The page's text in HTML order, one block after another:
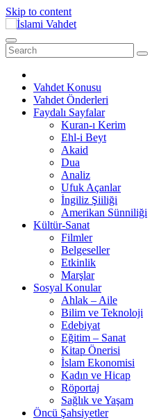
Skip to content
Vahdet Konusu
Vahdet Önderleri
Faydalı Sayfalar
Kuran-ı Kerim
Ehl-i Beyt
Akaid
Dua
Analiz
Ufuk Açanlar
İngiliz Şiiliği
Amerikan Sünniliği
Kültür-Sanat
Filmler
Belgeseller
Etkinlik
Marşlar
Sosyal Konular
Ahlak – Aile
Bilim ve Teknoloji
Edebiyat
Eğitim – Sanat
Kitap Önerisi
İslam Ekonomisi
Kadın ve Hicap
Röportaj
Sağlık ve Yaşam
Öncü Şahsiyetler